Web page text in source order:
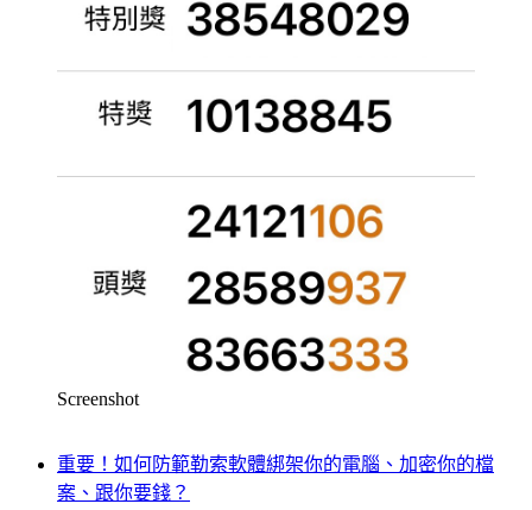
Screenshot
重要！如何防範勒索軟體綁架你的電腦、加密你的檔
案、跟你要錢？